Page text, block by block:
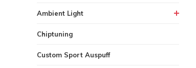
Ambient Light
Chiptuning
Custom Sport Auspuff